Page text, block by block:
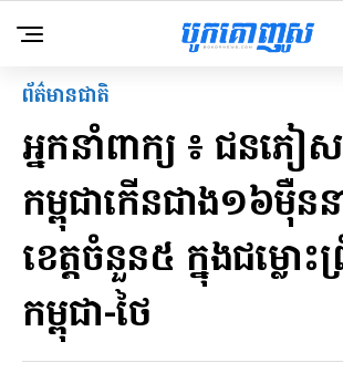
ព័ត៌មានជាតិ
អ្នកនាំពាក្យ ៖ ជនភ
កម្ពុជាកើនជាង១៦ម៉ឺន
ខេត្តចំនួន៥ ក្នុងជម្លោះ
កម្ពុជា-ថៃ